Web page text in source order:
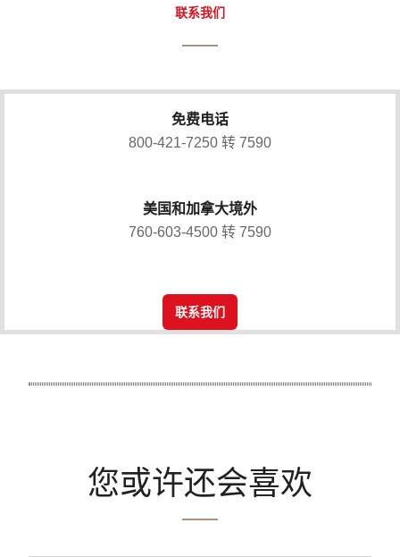
联系我们
免费电话
800-421-7250 转 7590
美国和加拿大境外
760-603-4500 转 7590
联系我们
您或许还会喜欢